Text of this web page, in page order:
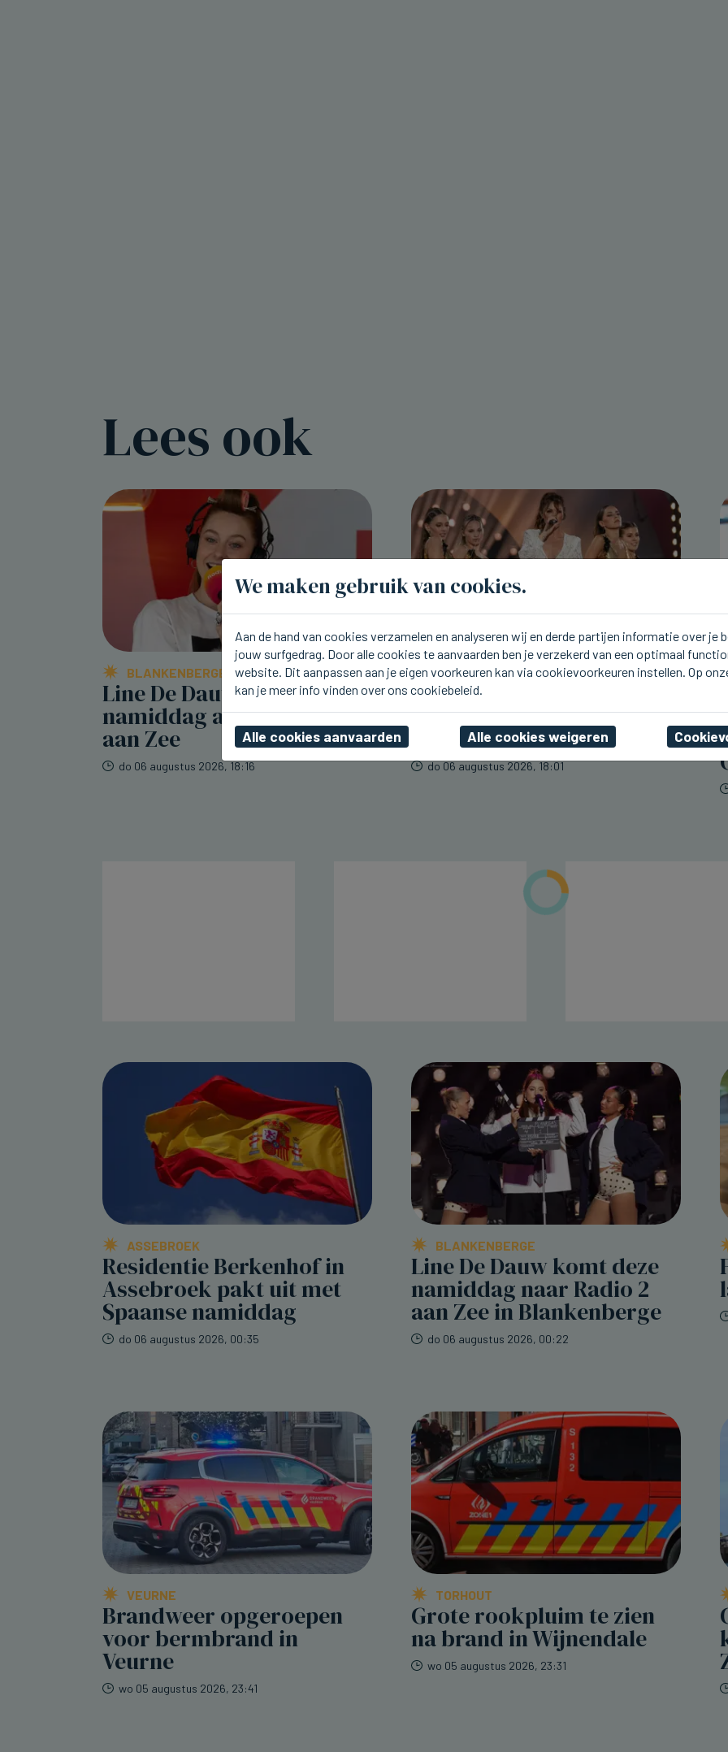
Lees ook
BLANKENBERGE
Line De Dauw kwam deze
namiddag al naar Radio 2
aan Zee
do 06 augustus 2026, 18:16
BLANKENBERGE
Opnamedagen voor
Zomerhit op tv vlot
verlopen
do 06 augustus 2026, 18:01
ASSEBROEK
Residentie Berkenhof in
Assebroek pakt uit met
Spaanse namiddag
do 06 augustus 2026, 00:35
BLANKENBERGE
Line De Dauw komt deze
namiddag naar Radio 2
aan Zee in Blankenberge
do 06 augustus 2026, 00:22
VEURNE
Brandweer opgeroepen
voor bermbrand in
Veurne
wo 05 augustus 2026, 23:41
TORHOUT
Grote rookpluim te zien
na brand in Wijnendale
wo 05 augustus 2026, 23:31
We maken gebruik van cookies.
Aan de hand van cookies verzamelen en analyseren wij en derde partijen informatie over je
jouw surfgedrag. Door alle cookies te aanvaarden ben je verzekerd van een optimaal
website. Dit aanpassen aan je eigen voorkeuren kan via cookievoorkeuren instellen. Op
kan je meer info vinden over ons cookiebeleid.
Alle cookies aanvaarden Alle cookies weigeren